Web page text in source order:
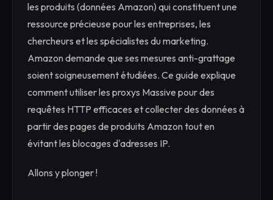
les produits (données Amazon) qui constituent une
ressource précieuse pour les entreprises, les
chercheurs et les spécialistes du marketing.
Amazon demande que ses mesures anti-grattage
soient soigneusement étudiées. Ce guide explique
comment utiliser les proxys Massive pour des
requêtes HTTP efficaces et collecter des données à
partir des pages de produits Amazon tout en
évitant les blocages d'adresses IP.
Allons y plonger !